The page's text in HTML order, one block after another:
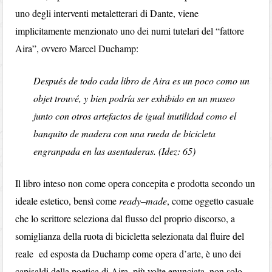
uno degli interventi metaletterari di Dante, viene
implicitamente menzionato uno dei numi tutelari del “fattore
Aira”, ovvero Marcel Duchamp:
Después de todo cada libro de Aira es un poco como un
objet trouvé, y bien podría ser exhibido en un museo
junto con otros artefactos de igual inutilidad como el
banquito de madera con una rueda de bicicleta
engranpada en las asentaderas. (Idez: 65)
Il libro inteso non come opera concepita e prodotta secondo un
ideale estetico, bensì come ready–made, come oggetto casuale
che lo scrittore seleziona dal flusso del proprio discorso, a
somiglianza della ruota di bicicletta selezionata dal fluire del
reale ed esposta da Duchamp come opera d’arte, è uno dei